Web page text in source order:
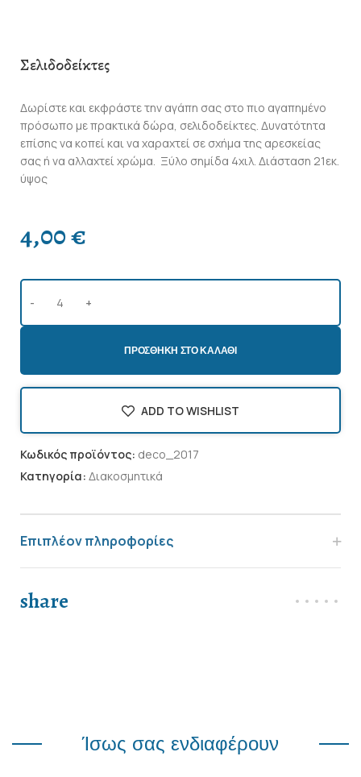
Σελιδοδείκτες
Δωρίστε και εκφράστε την αγάπη σας στο πιο αγαπημένο
πρόσωπο με πρακτικά δώρα, σελιδοδείκτες. Δυνατότητα
επίσης να κοπεί και να χαραχτεί σε σχήμα της αρεσκείας
σας ή να αλλαχτεί χρώμα. Ξύλο σημίδα 4χιλ. Διάσταση 21εκ.
ύψος
4,00€
ΠΡΟΣΘΉΚΗ ΣΤΟ ΚΑΛΆΘΙ
ADD TO WISHLIST
Κωδικός προϊόντος: deco_2017
Κατηγορία: Διακοσμητικά
Επιπλέον πληροφορίες
share
Ίσως σας ενδιαφέρουν